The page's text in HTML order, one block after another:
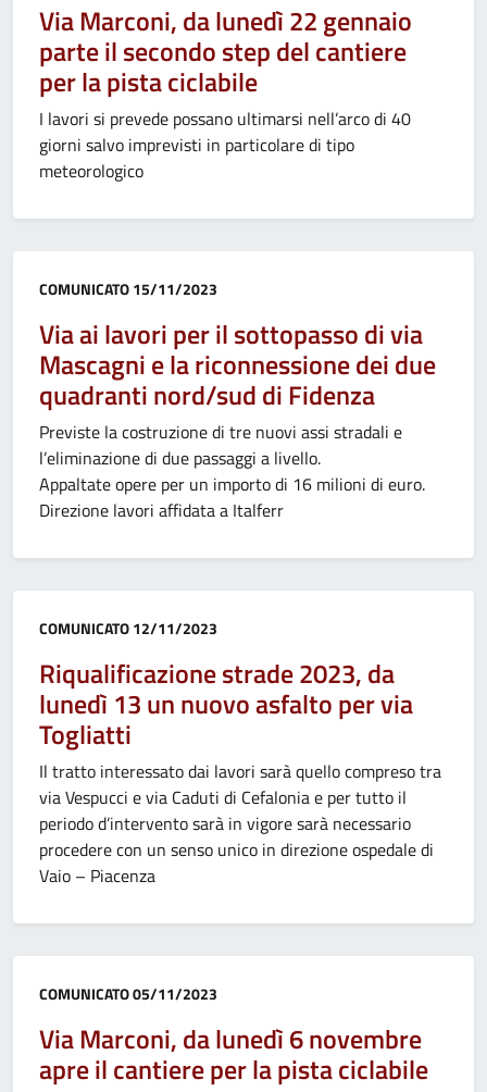
Via Marconi, da lunedì 22 gennaio
parte il secondo step del cantiere
per la pista ciclabile
I lavori si prevede possano ultimarsi nell’arco di 40
giorni salvo imprevisti in particolare di tipo
meteorologico
Categoria:
COMUNICATO15/11/2023
Via ai lavori per il sottopasso di via
Mascagni e la riconnessione dei due
quadranti nord/sud di Fidenza
Previste la costruzione di tre nuovi assi stradali e
l’eliminazione di due passaggi a livello.
Appaltate opere per un importo di 16 milioni di euro.
Direzione lavori affidata a Italferr
Categoria:
COMUNICATO12/11/2023
Riqualificazione strade 2023, da
lunedì 13 un nuovo asfalto per via
Togliatti
Il tratto interessato dai lavori sarà quello compreso tra
via Vespucci e via Caduti di Cefalonia e per tutto il
periodo d’intervento sarà in vigore sarà necessario
procedere con un senso unico in direzione ospedale di
Vaio – Piacenza
Categoria:
COMUNICATO05/11/2023
Via Marconi, da lunedì 6 novembre
apre il cantiere per la pista ciclabile